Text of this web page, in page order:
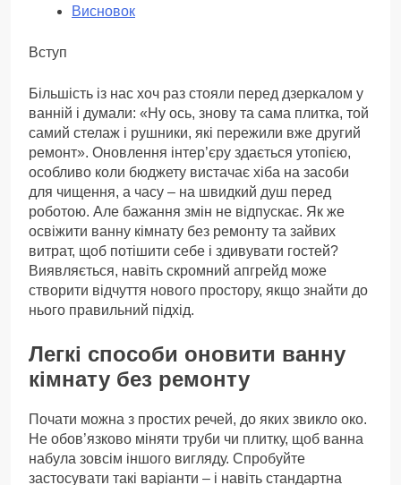
Висновок
Вступ
Більшість із нас хоч раз стояли перед дзеркалом у
ванній і думали: «Ну ось, знову та сама плитка, той
самий стелаж і рушники, які пережили вже другий
ремонт». Оновлення інтер’єру здається утопією,
особливо коли бюджету вистачає хіба на засоби
для чищення, а часу – на швидкий душ перед
роботою. Але бажання змін не відпускає. Як же
освіжити ванну кімнату без ремонту та зайвих
витрат, щоб потішити себе і здивувати гостей?
Виявляється, навіть скромний апгрейд може
створити відчуття нового простору, якщо знайти до
нього правильний підхід.
Легкі способи оновити ванну
кімнату без ремонту
Почати можна з простих речей, до яких звикло око.
Не обов’язково міняти труби чи плитку, щоб ванна
набула зовсім іншого вигляду. Спробуйте
застосувати такі варіанти – і навіть стандартна